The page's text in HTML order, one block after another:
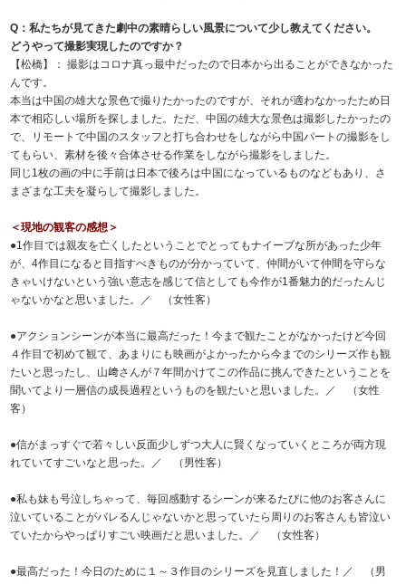
Q：私たちが見てきた劇中の素晴らしい風景について少し教えてください。
どうやって撮影実現したのですか？
【松橋】： 撮影はコロナ真っ最中だったので日本から出ることができなかった
んです。
本当は中国の雄大な景色で撮りたかったのですが、それが適わなかったため日
本で相応しい場所を探しました。ただ、中国の雄大な景色は撮影したかったの
で、リモートで中国のスタッフと打ち合わせをしながら中国パートの撮影をし
てもらい、素材を後々合体させる作業をしながら撮影をしました。
同じ1枚の画の中に手前は日本で後ろは中国になっているものなどもあり、さ
まざまな工夫を凝らして撮影しました。
＜現地の観客の感想＞
●1作目では親友を亡くしたということでとってもナイーブな所があった少年
が、4作目になると目指すべきものが分かっていて、仲間がいて仲間を守らな
きゃいけないという強い意志を感じて信としても今作が1番魅力的だったんじ
ゃないかなと思いました。／ （女性客）
●アクションシーンが本当に最高だった！今まで観たことがなかったけど今回
４作目で初めて観て、あまりにも映画がよかったから今までのシリーズ作も観
たいと思ったし、山﨑さんが７年間かけてこの作品に挑んできたということを
聞いてより一層信の成長過程というものを観たいと思いました。／ （女性
客）
●信がまっすぐで若々しい反面少しずつ大人に賢くなっていくところが両方現
れていてすごいなと思った。／ （男性客）
●私も妹も号泣しちゃって、毎回感動するシーンが来るたびに他のお客さんに
泣いていることがバレるんじゃないかと思っていたら周りのお客さんも皆泣い
ていたからやっぱりすごい映画だと思いました。／ （女性客）
●最高だった！今日のために１～３作目のシリーズを見直しました！／ （男